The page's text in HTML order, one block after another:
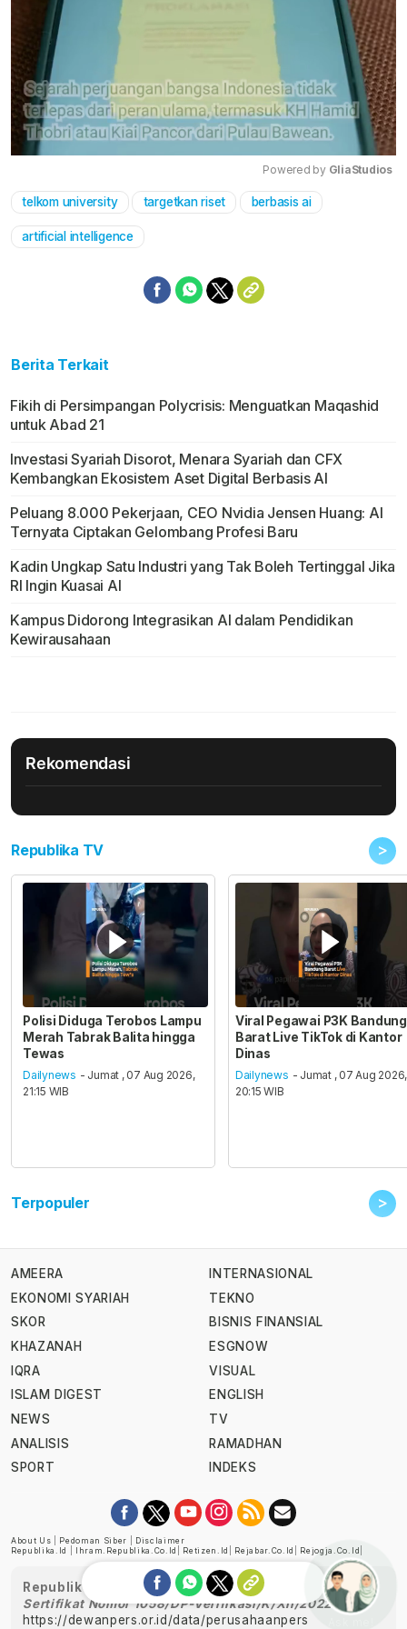
Powered by GliaStudios
telkom university targetkan riset berbasis ai
artificial intelligence
Berita Terkait
Fikih di Persimpangan Polycrisis: Menguatkan Maqashid
untuk Abad 21
Investasi Syariah Disorot, Menara Syariah dan CFX
Kembangkan Ekosistem Aset Digital Berbasis AI
Peluang 8.000 Pekerjaan, CEO Nvidia Jensen Huang: AI
Ternyata Ciptakan Gelombang Profesi Baru
Kadin Ungkap Satu Industri yang Tak Boleh Tertinggal Jika
RI Ingin Kuasai AI
Kampus Didorong Integrasikan AI dalam Pendidikan
Kewirausahaan
Rekomendasi
Republika TV >
Polisi Diduga Terobos Lampu
Merah Tabrak Balita hingga
Tewas
Dailynews - Jumat , 07 Aug 2026,
21:15 WIB
Viral Pegawai P3K Bandung
Barat Live TikTok di Kantor
Dinas
Dailynews - Jumat , 07 Aug 2026,
20:15 WIB
Terpopuler >
AMEERA
EKONOMI SYARIAH
SKOR
KHAZANAH
IQRA
ISLAM DIGEST
NEWS
ANALISIS
SPORT
INTERNASIONAL
TEKNO
BISNIS FINANSIAL
ESGNOW
VISUAL
ENGLISH
TV
RAMADHAN
INDEKS
About Us Pedoman Siber
Disclaimer
Republika.id
Ihram.republika.co.id Retizen.id Rejabar.co.id Rejogja.co.id
Republika telah diverifikasi oleh Dewan Pers
Sertifikat Nomor 1058/DP-Verifikasi/K/XII/2022
https://dewanpers.or.id/data/perusahaanpers